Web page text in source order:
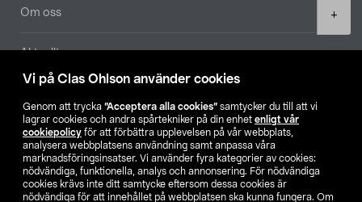
Vi på Clas Ohlson använder cookies
Genom att trycka ”Acceptera alla cookies” samtycker du till att vi
lagrar cookies och andra spårtekniker på din enhet enligt vår
cookiepolicy för att förbättra upplevelsen på vår webbplats,
analysera webbplatsens användning samt anpassa våra
marknadsföringsinsatser. Vi använder fyra kategorier av cookies:
nödvändiga, funktionella, analys och annonsering. För nödvändiga
cookies krävs inte ditt samtycke eftersom dessa cookies är
nödvändiga för att innehållet på webbplatsen ska kunna fungera. Om
+
Om oss
Aktuellt
Hitta butik
SE NO FI